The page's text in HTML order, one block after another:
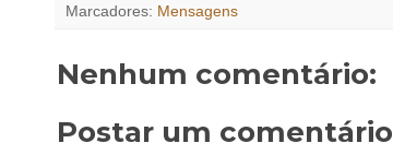
Marcadores: Mensagens
Nenhum comentário:
Postar um comentário